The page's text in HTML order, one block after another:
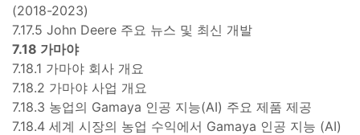
(2018-2023)
7.17.5 John Deere 주요 뉴스 및 최신 개발
7.18 가마야
7.18.1 가마야 회사 개요
7.18.2 가마야 사업 개요
7.18.3 농업의 Gamaya 인공 지능(AI) 주요 제품 제공
7.18.4 세계 시장의 농업 수익에서 Gamaya 인공 지능 (AI)